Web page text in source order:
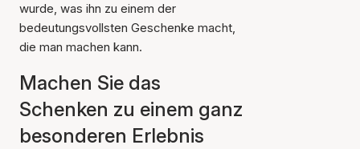
wurde, was ihn zu einem der
bedeutungsvollsten Geschenke macht,
die man machen kann.
Machen Sie das
Schenken zu einem ganz
besonderen Erlebnis